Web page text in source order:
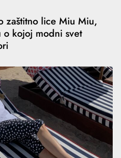
zaštitno lice Miu Miu,
kojoj modni svet